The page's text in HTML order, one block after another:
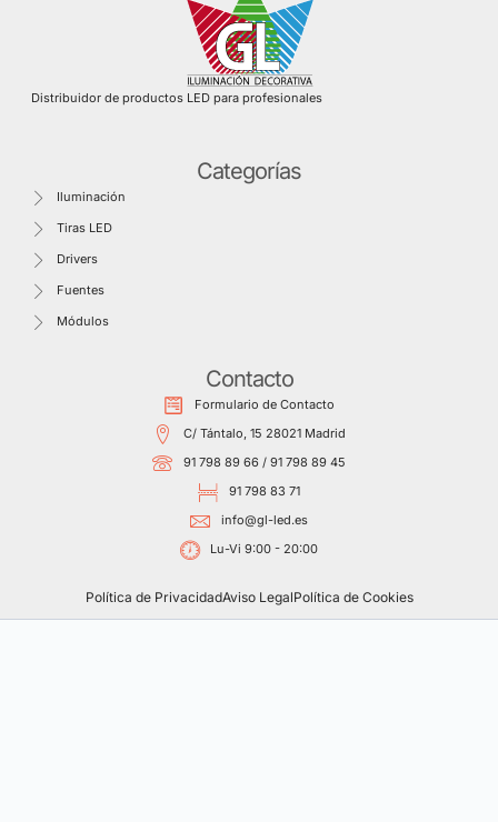
Distribuidor de productos LED para profesionales
Categorías
Iluminación
Tiras LED
Drivers
Fuentes
Módulos
Contacto
Formulario de Contacto
C/ Tántalo, 15 28021 Madrid
91 798 89 66 / 91 798 89 45
91 798 83 71
info@gl-led.es
Lu-Vi 9:00 - 20:00
Política de PrivacidadAviso LegalPolítica de Cookies